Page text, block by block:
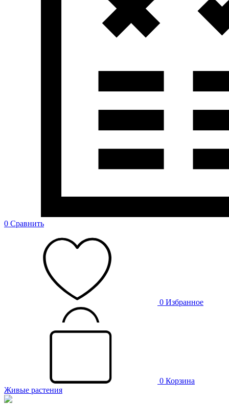
0 Сравнить
0 Избранное
0 Корзина
Живые растения